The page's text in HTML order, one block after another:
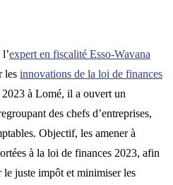
expert en fiscalité Esso-Wavana
les innovations de la loi de finances
à Lomé, il a ouvert un
des chefs d’entreprises,
Objectif, les amener à
à la loi de finances 2023, afin
le juste impôt et minimiser les